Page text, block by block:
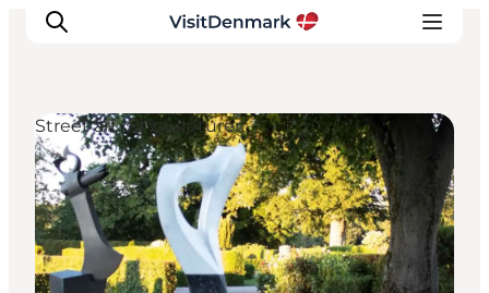
Inspirasjon
Reisemål
Aktiviteter
Overnatting
Street art og skulpturer